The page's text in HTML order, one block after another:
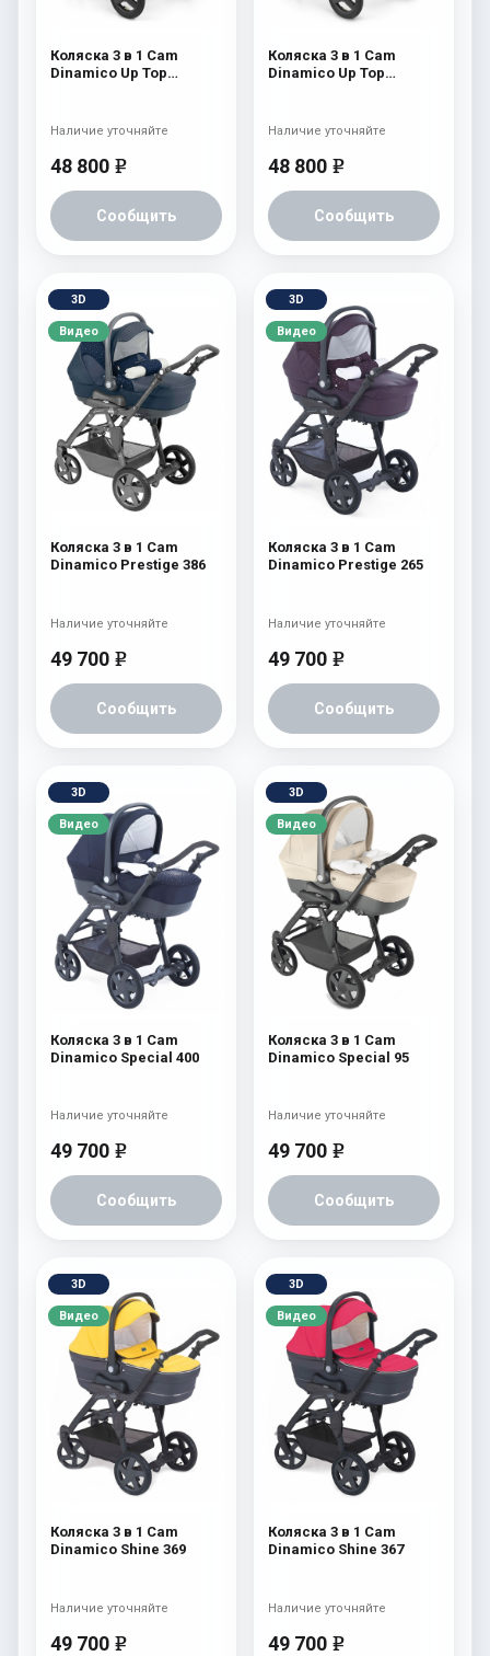
Коляска 3 в 1 Cam
Dinamico Up Top
48 800 e
Сообщить
Наличие уточняйте
Коляска 3 в 1 Cam
Dinamico Up Top
48 800 e
Сообщить
Наличие уточняйте
3D
Видео
Коляска 3 в 1 Cam
Dinamico Prestige 386
49 700 e
Сообщить
Наличие уточняйте
3D
Видео
Коляска 3 в 1 Cam
Dinamico Prestige 265
49 700 e
Сообщить
Наличие уточняйте
3D
Видео
Коляска 3 в 1 Cam
Dinamico Special 400
49 700 e
Сообщить
Наличие уточняйте
3D
Видео
Коляска 3 в 1 Cam
Dinamico Special 95
49 700 e
Сообщить
Наличие уточняйте
3D
Видео
Коляска 3 в 1 Cam
Dinamico Shine 369
49 700 e
Наличие уточняйте
3D
Видео
Коляска 3 в 1 Cam
Dinamico Shine 367
49 700 e
Наличие уточняйте